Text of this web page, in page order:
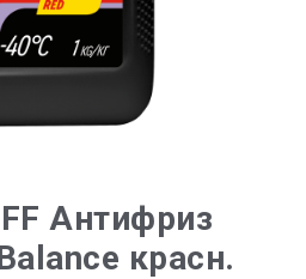
Антифриз
красн.